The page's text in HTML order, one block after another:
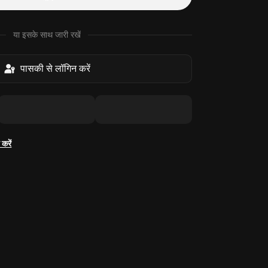
या इसके साथ जारी रखें
पासकी से लॉगिन करें
करें